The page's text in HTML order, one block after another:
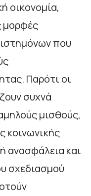
οικονομία,
μορφές
που
Παρότι οι
συχνά
μισθούς,
κοινωνικής
ανασφάλεια και
σχεδιασμού